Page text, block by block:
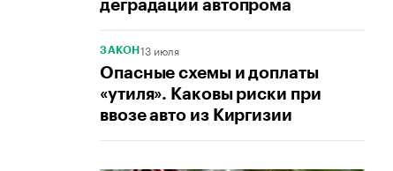
деградации автопрома
ЗАКОН 13 июля
Опасные схемы и доплаты
«утиля». Каковы риски при
ввозе авто из Киргизии